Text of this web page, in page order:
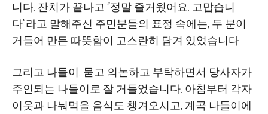
니다 잔치가 끝나고 “정말 즐거웠어요 고맙습니
다”라고 말해주신 주민분들의 표정 속에는, 두 분이
거들어 만든 따뜻함이 고스란히 담겨 있었습니다
그리고 나들이 묻고 의논하고 부탁하면서 당사자가
주인되는 나들이로 잘 거들었습니다 아침부터 각자
이웃과 나눠먹을 음식도 챙겨오시고, 계곡 나들이에